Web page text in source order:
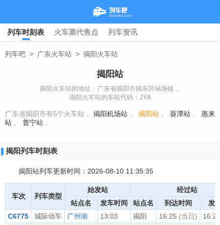
列车时刻表 火车票代售点 列车资讯
列车吧 > 广东火车站 > 揭阳火车站
揭阳站
揭阳火车站的地址：广东省揭阳市揭东区锡场镇，
揭阳火车站的车站代码：JYA
广东省揭阳市有5个火车站， 揭阳机场站 揭阳站 葵潭站
惠来
站
普宁站 。
揭阳列车时刻表
揭阳站列车更新时间：2026-08-10 11:35:35
车次 列车类型
始发站
经过站
站点名
发车时间 站点名 到达时间
发
C6775
城际动车 广州南 13:03 揭阳 16:25 (当日)
16:27